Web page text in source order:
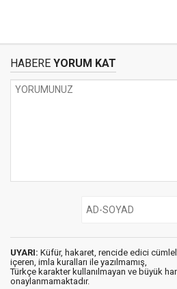
HABERE YORUM KAT
UYARI: Küfür, hakaret, rencide edici
içeren, imla kuralları ile yazılmamış,
Türkçe karakter kullanılmayan ve büyük
onaylanmamaktadır.